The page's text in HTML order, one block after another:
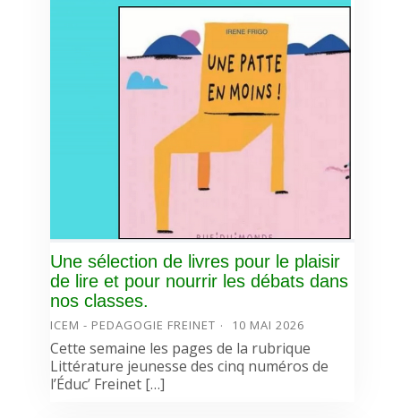
Une sélection de livres pour le plaisir
de lire et pour nourrir les débats dans
nos classes.
ICEM - PEDAGOGIE FREINET 10 MAI 2026
Cette semaine les pages de la rubrique
Littérature jeunesse des cinq numéros de
l’Éduc’ Freinet […]